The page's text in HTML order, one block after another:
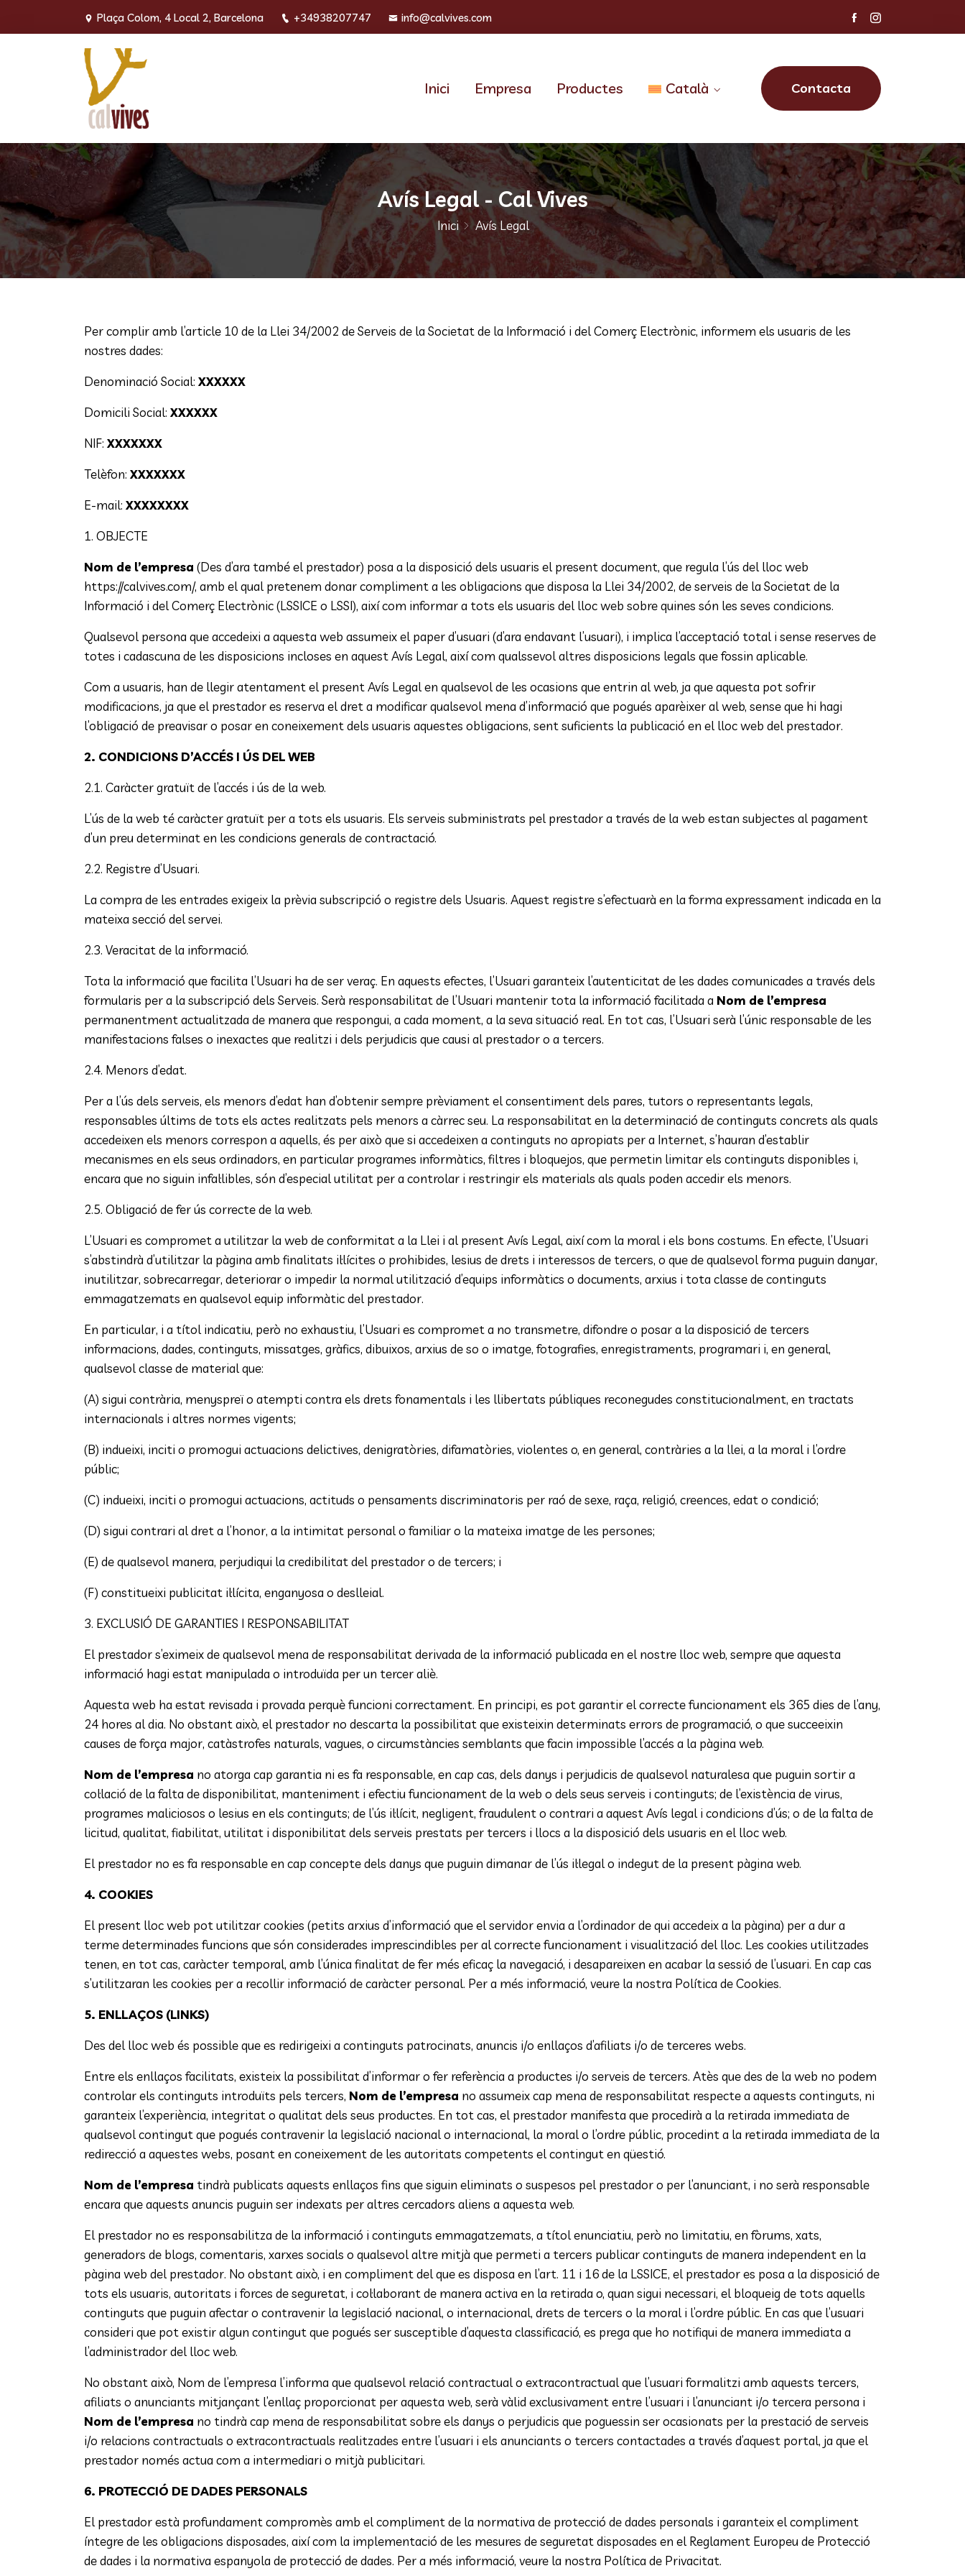
Plaça Colom, 4 Local 2, Barcelona +34938207747 info@calvives.com
Inici Empresa Productes Català Contacta
Avís Legal - Cal Vives
Inici Avís Legal
Per complir amb l’article 10 de la Llei 34/2002 de Serveis de la Societat de la Informació i del Comerç Electrònic, informem els usuaris de les
nostres dades:
Denominació Social: XXXXXX
Domicili Social: XXXXXX
NIF: XXXXXXX
Telèfon: XXXXXXX
E-mail: XXXXXXXX
1. OBJECTE
Nom de l’empresa (Des d’ara també el prestador) posa a la disposició dels usuaris el present document, que regula l’ús del lloc web
https://calvives.com/, amb el qual pretenem donar compliment a les obligacions que disposa la Llei 34/2002, de serveis de la Societat de la
Informació i del Comerç Electrònic (LSSICE o LSSI), així com informar a tots els usuaris del lloc web sobre quines són les seves condicions.
Qualsevol persona que accedeixi a aquesta web assumeix el paper d’usuari (d’ara endavant l’usuari), i implica l’acceptació total i sense reserves de
totes i cadascuna de les disposicions incloses en aquest Avís Legal, així com qualssevol altres disposicions legals que fossin aplicable.
Com a usuaris, han de llegir atentament el present Avís Legal en qualsevol de les ocasions que entrin al web, ja que aquesta pot sofrir
modificacions, ja que el prestador es reserva el dret a modificar qualsevol mena d’informació que pogués aparèixer al web, sense que hi hagi
l’obligació de preavisar o posar en coneixement dels usuaris aquestes obligacions, sent suficients la publicació en el lloc web del prestador.
2. CONDICIONS D’ACCÉS I ÚS DEL WEB
2.1. Caràcter gratuït de l’accés i ús de la web.
L’ús de la web té caràcter gratuït per a tots els usuaris. Els serveis subministrats pel prestador a través de la web estan subjectes al pagament
d’un preu determinat en les condicions generals de contractació.
2.2. Registre d’Usuari.
La compra de les entrades exigeix la prèvia subscripció o registre dels Usuaris. Aquest registre s’efectuarà en la forma expressament indicada en la
mateixa secció del servei.
2.3. Veracitat de la informació.
Tota la informació que facilita l’Usuari ha de ser veraç. En aquests efectes, l’Usuari garanteix l’autenticitat de les dades comunicades a través dels
formularis per a la subscripció dels Serveis. Serà responsabilitat de l’Usuari mantenir tota la informació facilitada a Nom de l’empresa
permanentment actualitzada de manera que respongui, a cada moment, a la seva situació real. En tot cas, l’Usuari serà l’únic responsable de les
manifestacions falses o inexactes que realitzi i dels perjudicis que causi al prestador o a tercers.
2.4. Menors d’edat.
Per a l’ús dels serveis, els menors d’edat han d’obtenir sempre prèviament el consentiment dels pares, tutors o representants legals,
responsables últims de tots els actes realitzats pels menors a càrrec seu. La responsabilitat en la determinació de continguts concrets als quals
accedeixen els menors correspon a aquells, és per això que si accedeixen a continguts no apropiats per a Internet, s’hauran d’establir
mecanismes en els seus ordinadors, en particular programes informàtics, filtres i bloquejos, que permetin limitar els continguts disponibles i,
encara que no siguin infal·libles, són d’especial utilitat per a controlar i restringir els materials als quals poden accedir els menors.
2.5. Obligació de fer ús correcte de la web.
L’Usuari es compromet a utilitzar la web de conformitat a la Llei i al present Avís Legal, així com la moral i els bons costums. En efecte, l’Usuari
s’abstindrà d’utilitzar la pàgina amb finalitats il·lícites o prohibides, lesius de drets i interessos de tercers, o que de qualsevol forma puguin danyar,
inutilitzar, sobrecarregar, deteriorar o impedir la normal utilització d’equips informàtics o documents, arxius i tota classe de continguts
emmagatzemats en qualsevol equip informàtic del prestador.
En particular, i a títol indicatiu, però no exhaustiu, l’Usuari es compromet a no transmetre, difondre o posar a la disposició de tercers
informacions, dades, continguts, missatges, gràfics, dibuixos, arxius de so o imatge, fotografies, enregistraments, programari i, en general,
qualsevol classe de material que:
(A) sigui contrària, menyspreï o atempti contra els drets fonamentals i les llibertats públiques reconegudes constitucionalment, en tractats
internacionals i altres normes vigents;
(B) indueixi, inciti o promogui actuacions delictives, denigratòries, difamatòries, violentes o, en general, contràries a la llei, a la moral i l’ordre
públic;
(C) indueixi, inciti o promogui actuacions, actituds o pensaments discriminatoris per raó de sexe, raça, religió, creences, edat o condició;
(D) sigui contrari al dret a l’honor, a la intimitat personal o familiar o la mateixa imatge de les persones;
(E) de qualsevol manera, perjudiqui la credibilitat del prestador o de tercers; i
(F) constitueixi publicitat il·lícita, enganyosa o deslleial.
3. EXCLUSIÓ DE GARANTIES I RESPONSABILITAT
El prestador s’eximeix de qualsevol mena de responsabilitat derivada de la informació publicada en el nostre lloc web, sempre que aquesta
informació hagi estat manipulada o introduïda per un tercer aliè.
Aquesta web ha estat revisada i provada perquè funcioni correctament. En principi, es pot garantir el correcte funcionament els 365 dies de l’any,
24 hores al dia. No obstant això, el prestador no descarta la possibilitat que existeixin determinats errors de programació, o que succeeixin
causes de força major, catàstrofes naturals, vagues, o circumstàncies semblants que facin impossible l’accés a la pàgina web.
Nom de l’empresa no atorga cap garantia ni es fa responsable, en cap cas, dels danys i perjudicis de qualsevol naturalesa que puguin sortir a
col·lació de la falta de disponibilitat, manteniment i efectiu funcionament de la web o dels seus serveis i continguts; de l’existència de virus,
programes maliciosos o lesius en els continguts; de l’ús il·lícit, negligent, fraudulent o contrari a aquest Avís legal i condicions d’ús; o de la falta de
licitud, qualitat, fiabilitat, utilitat i disponibilitat dels serveis prestats per tercers i llocs a la disposició dels usuaris en el lloc web.
El prestador no es fa responsable en cap concepte dels danys que puguin dimanar de l’ús il·legal o indegut de la present pàgina web.
4. COOKIES
El present lloc web pot utilitzar cookies (petits arxius d’informació que el servidor envia a l’ordinador de qui accedeix a la pàgina) per a dur a
terme determinades funcions que són considerades imprescindibles per al correcte funcionament i visualització del lloc. Les cookies utilitzades
tenen, en tot cas, caràcter temporal, amb l’única finalitat de fer més eficaç la navegació, i desapareixen en acabar la sessió de l’usuari. En cap cas
s’utilitzaran les cookies per a recollir informació de caràcter personal. Per a més informació, veure la nostra Política de Cookies.
5. ENLLAÇOS (LINKS)
Des del lloc web és possible que es redirigeixi a continguts patrocinats, anuncis i/o enllaços d’afiliats i/o de terceres webs.
Entre els enllaços facilitats, existeix la possibilitat d’informar o fer referència a productes i/o serveis de tercers. Atès que des de la web no podem
controlar els continguts introduïts pels tercers, Nom de l’empresa no assumeix cap mena de responsabilitat respecte a aquests continguts, ni
garanteix l’experiència, integritat o qualitat dels seus productes. En tot cas, el prestador manifesta que procedirà a la retirada immediata de
qualsevol contingut que pogués contravenir la legislació nacional o internacional, la moral o l’ordre públic, procedint a la retirada immediata de la
redirecció a aquestes webs, posant en coneixement de les autoritats competents el contingut en qüestió.
Nom de l’empresa tindrà publicats aquests enllaços fins que siguin eliminats o suspesos pel prestador o per l’anunciant, i no serà responsable
encara que aquests anuncis puguin ser indexats per altres cercadors aliens a aquesta web.
El prestador no es responsabilitza de la informació i continguts emmagatzemats, a títol enunciatiu, però no limitatiu, en fòrums, xats,
generadors de blogs, comentaris, xarxes socials o qualsevol altre mitjà que permeti a tercers publicar continguts de manera independent en la
pàgina web del prestador. No obstant això, i en compliment del que es disposa en l’art. 11 i 16 de la LSSICE, el prestador es posa a la disposició de
tots els usuaris, autoritats i forces de seguretat, i col·laborant de manera activa en la retirada o, quan sigui necessari, el bloqueig de tots aquells
continguts que puguin afectar o contravenir la legislació nacional, o internacional, drets de tercers o la moral i l’ordre públic. En cas que l’usuari
consideri que pot existir algun contingut que pogués ser susceptible d’aquesta classificació, es prega que ho notifiqui de manera immediata a
l’administrador del lloc web.
No obstant això, Nom de l’empresa l’informa que qualsevol relació contractual o extracontractual que l’usuari formalitzi amb aquests tercers,
afiliats o anunciants mitjançant l’enllaç proporcionat per aquesta web, serà vàlid exclusivament entre l’usuari i l’anunciant i/o tercera persona i
Nom de l’empresa no tindrà cap mena de responsabilitat sobre els danys o perjudicis que poguessin ser ocasionats per la prestació de serveis
i/o relacions contractuals o extracontractuals realitzades entre l’usuari i els anunciants o tercers contactades a través d’aquest portal, ja que el
prestador només actua com a intermediari o mitjà publicitari.
6. PROTECCIÓ DE DADES PERSONALS
El prestador està profundament compromès amb el compliment de la normativa de protecció de dades personals i garanteix el compliment
íntegre de les obligacions disposades, així com la implementació de les mesures de seguretat disposades en el Reglament Europeu de Protecció
de dades i la normativa espanyola de protecció de dades. Per a més informació, veure la nostra Política de Privacitat.